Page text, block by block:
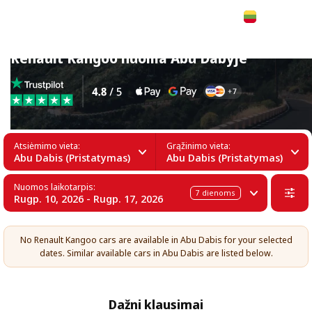
Renault Kangoo nuoma Abu Dabyje
Atsiėmimo vieta:
Abu Dabis (Pristatymas)
Grąžinimo vieta:
Abu Dabis (Pristatymas)
Nuomos laikotarpis:
Rugp. 10, 2026 - Rugp. 17, 2026 7 dienoms
No Renault Kangoo cars are available in Abu Dabis for your selected
dates. Similar available cars in Abu Dabis are listed below.
Dažni klausimai